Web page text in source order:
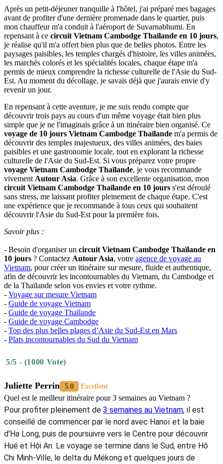
Après un petit-déjeuner tranquille à l'hôtel, j'ai préparé mes bagages
avant de profiter d'une dernière promenade dans le quartier, puis
mon chauffeur m'a conduit à l'aéroport de Suvarnabhumi. En
repensant à ce circuit Vietnam Cambodge Thaïlande en 10 jours,
je réalise qu'il m'a offert bien plus que de belles photos. Entre les
paysages paisibles, les temples chargés d'histoire, les villes animées,
les marchés colorés et les spécialités locales, chaque étape m'a
permis de mieux comprendre la richesse culturelle de l'Asie du Sud-
Est. Au moment du décollage, je savais déjà que j'aurais envie d'y
revenir un jour.
En repensant à cette aventure, je me suis rendu compte que
découvrir trois pays au cours d'un même voyage était bien plus
simple que je ne l'imaginais grâce à un itinéraire bien organisé. Ce
voyage de 10 jours Vietnam Cambodge Thaïlande m'a permis de
découvrir des temples majestueux, des villes animées, des baies
paisibles et une gastronomie locale, tout en explorant la richesse
culturelle de l'Asie du Sud-Est. Si vous préparez votre propre
voyage Vietnam Cambodge Thaïlande, je vous recommande
vivement Autour Asia. Grâce à son excellente organisation, mon
circuit Vietnam Cambodge Thaïlande en 10 jours s'est déroulé
sans stress, me laissant profiter pleinement de chaque étape. C'est
une expérience que je recommande à tous ceux qui souhaitent
découvrir l'Asie du Sud-Est pour la première fois.
Savoir plus :
- Besoin d'organiser un circuit Vietnam Cambodge Thaïlande en
10 jours ? Contactez Autour Asia, votre agence de voyage au
Vietnam, pour créer un itinéraire sur mesure, fluide et authentique,
afin de découvrir les incontournables du Vietnam, du Cambodge et
de la Thaïlande selon vos envies et votre rythme.
- Voyage sur mesure Vietnam
- Guide de voyage Vietnam
- Guide de voyage Thaïlande
- Guide de voyage Cambodge
- Top des plus belles plages d’Asie du Sud-Est en Mars
- Plats incontournables du Sud du Vietnam
5/5 - (1000 Vote)
Juliette Perrin 5.0 Excellent
Quel est le meilleur itinéraire pour 3 semaines au Vietnam ?
Pour profiter pleinement de 3 semaines au Vietnam, il est
conseillé de commencer par le nord avec Hanoï et la baie
d'Ha Long, puis de poursuivre vers le Centre pour découvrir
Hué et Hội An. Le voyage se termine dans le Sud, entre Hô
Chi Minh-Ville, le delta du Mékong et quelques jours de